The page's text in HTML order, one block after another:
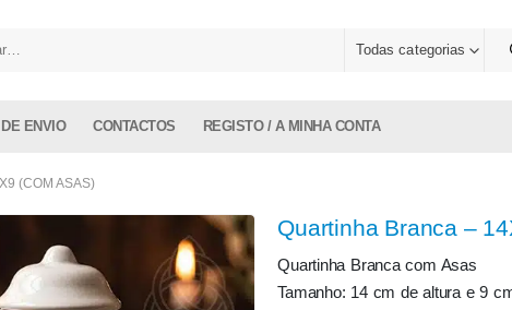
Todas categorias
ENVIO CONTACTOS REGISTO / A MINHA CONTA
(COM ASAS)
Quartinha Branca –
Quartinha Branca com Asas
Tamanho: 14 cm de altura e 9